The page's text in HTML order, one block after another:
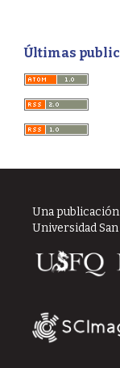
Últimas
Una publicación
Universidad